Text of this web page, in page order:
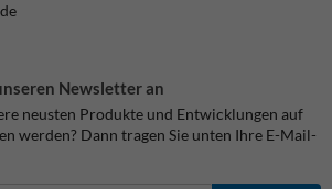
Newsletter an
neusten Produkte und Entwicklungen auf
werden? Dann tragen Sie unten Ihre E-Mail-